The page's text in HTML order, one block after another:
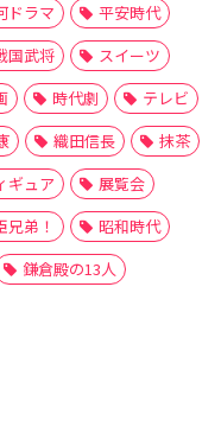
ドラマ
平安時代
国武将
スイーツ
時代劇
テレビ
織田信長
抹茶
ギュア
展覧会
兄弟！
昭和時代
鎌倉殿の13人